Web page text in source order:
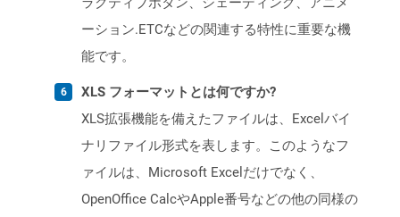
ーション.ETCなどの関連する特性に重要な機
能です。
XLS フォーマットとは何ですか?
XLS拡張機能を備えたファイルは、Excelバイ
ナリファイル形式を表します。このようなフ
ァイルは、Microsoft Excelだけでなく、
OpenOffice CalcやApple番号などの他の同様の